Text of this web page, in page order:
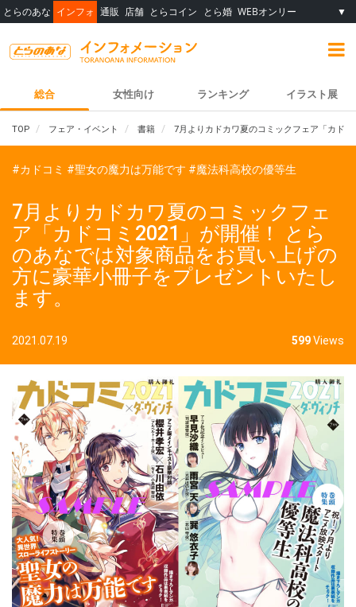
とらのあな インフォ 通販 店舗 とらコイン とら婚 WEBオンリー ▼
総合 女性向け ランキング イラスト展
TOP フェア・イベント 書籍 7月よりカドカワ夏のコミックフェア「カド
#カドコミ #聖女の魔力は万能です #魔法科高校の優等生
7月よりカドカワ夏のコミックフェ
ア「カドコミ2021」が開催！ とら
のあなでは対象商品をお買い上げの
方に豪華小冊子をプレゼントいたし
ます。
2021.07.19 599Views